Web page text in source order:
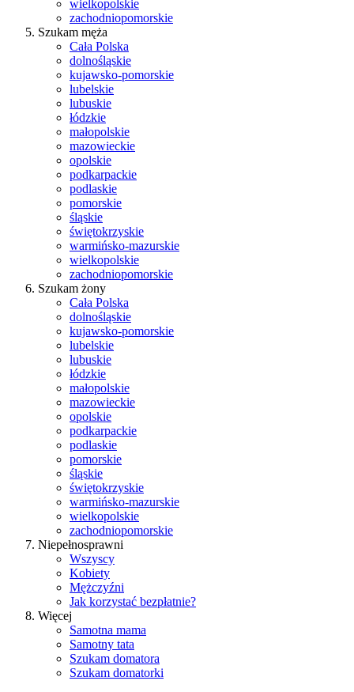
wielkopolskie
zachodniopomorskie
Szukam męża
Cała Polska
dolnośląskie
kujawsko-pomorskie
lubelskie
lubuskie
łódzkie
małopolskie
mazowieckie
opolskie
podkarpackie
podlaskie
pomorskie
śląskie
świętokrzyskie
warmińsko-mazurskie
wielkopolskie
zachodniopomorskie
Szukam żony
Cała Polska
dolnośląskie
kujawsko-pomorskie
lubelskie
lubuskie
łódzkie
małopolskie
mazowieckie
opolskie
podkarpackie
podlaskie
pomorskie
śląskie
świętokrzyskie
warmińsko-mazurskie
wielkopolskie
zachodniopomorskie
Niepełnosprawni
Wszyscy
Kobiety
Mężczyźni
Jak korzystać bezpłatnie?
Więcej
Samotna mama
Samotny tata
Szukam domatora
Szukam domatorki